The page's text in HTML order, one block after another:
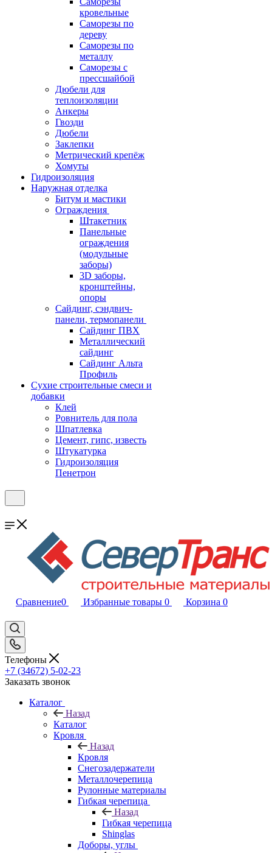
кровельные
Саморезы по
дереву
Саморезы по
металлу
Саморезы с
прессшайбой
Дюбели для
теплоизоляции
Анкеры
Гвозди
Дюбели
Заклепки
Метрический крепёж
Хомуты
Гидроизоляция
Наружная отделка
Битум и мастики
Ограждения
Штакетник
Панельные
ограждения
(модульные
заборы)
3D заборы,
кронштейны,
опоры
Cайдинг, сэндвич-
панели, термопанели
Сайдинг ПВХ
Металлический
сайдинг
Сайдинг Альта
Профиль
Сухие строительные смеси и
добавки
Клей
Ровнитель для пола
Шпатлевка
Цемент, гипс, известь
Штукатурка
Гидроизоляция
Пенетрон
Сравнение0 Избранные товары 0 Корзина 0
Телефоны
+7 (34672) 5-02-23
Заказать звонок
Каталог
Назад
Каталог
Кровля
Назад
Кровля
Снегозадержатели
Металлочерепица
Рулонные материалы
Гибкая черепица
Назад
Гибкая черепица
Shinglas
Доборы, углы